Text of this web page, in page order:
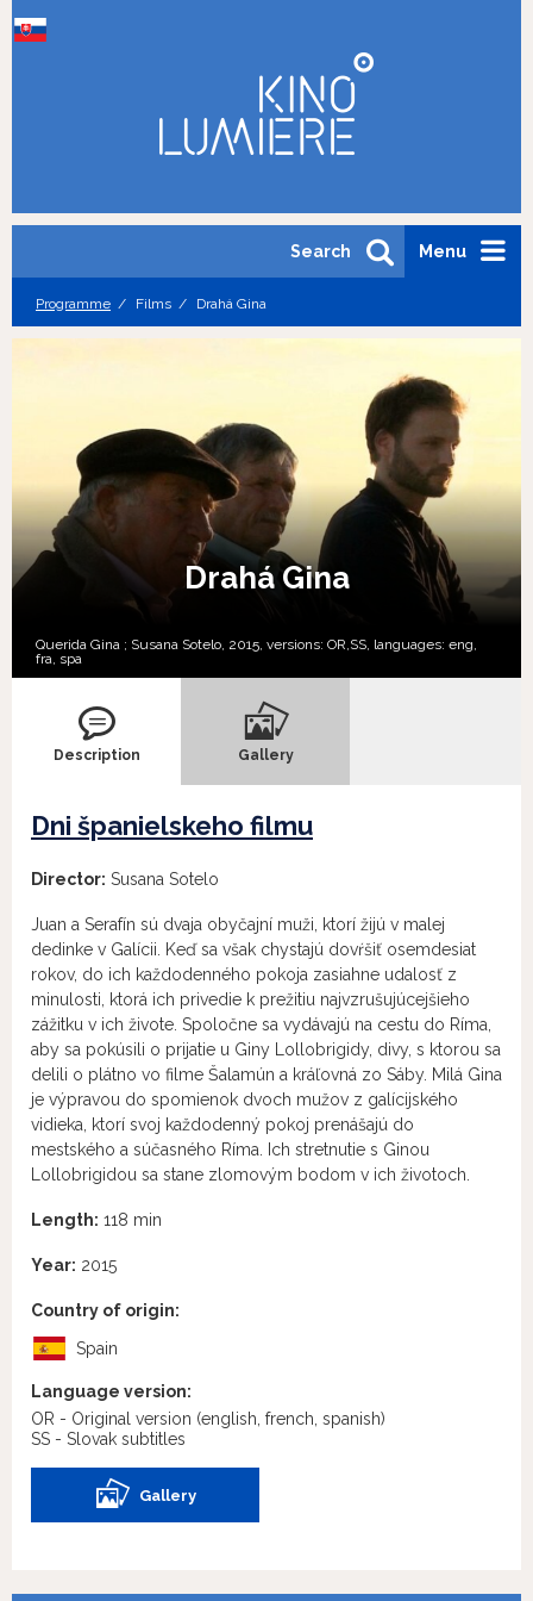
Menu
Search
Programme Films Drahá Gina
Drahá Gina
Querida Gina ; Susana Sotelo, 2015, versions: OR, SS, languages: eng
fra spa
Description Gallery
Dni španielskeho filmu
Director: Susana Sotelo
Juan a Serafín sú dvaja obyčajní muži, ktorí žijú v malej
dedinke v Galícii. Keď sa však chystajú dovŕšiť osemdesiat
rokov, do ich každodenného pokoja zasiahne udalosť z
minulosti, ktorá ich privedie k prežitiu najvzrušujúcejšieho
zážitku v ich živote. Spoločne sa vydávajú na cestu do Ríma,
aby sa pokúsili o prijatie u Giny Lollobrigidy, divy, s ktorou sa
delili o plátno vo filme Šalamún a kráľovná zo Sáby. Milá Gina
je výpravou do spomienok dvoch mužov z galícijského
vidieka, ktorí svoj každodenný pokoj prenášajú do
mestského a súčasného Ríma. Ich stretnutie s Ginou
Lollobrigidou sa stane zlomovým bodom v ich životoch.
Length: 118 min
Year: 2015
Country of origin:
Spain
Language version:
OR - Original version (english, french, spanish)
SS - Slovak subtitles
Gallery